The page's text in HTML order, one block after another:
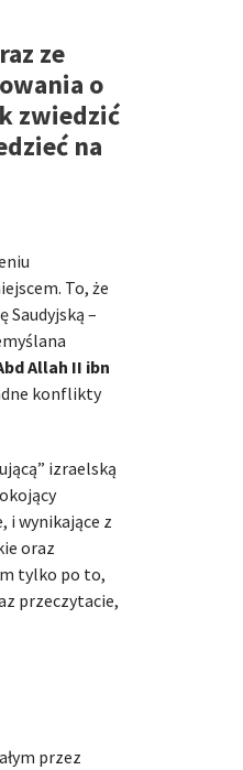
ze
o
zwiedzić
na
To, że
Saudyjską –
Allah II ibn
konflikty
izraelską
i wynikające z
oraz
tylko po to,
przeczytacie,
przez